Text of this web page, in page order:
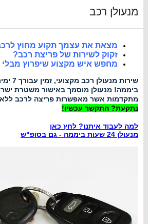
מנעולן רכב
מצאת את עצמך תקוע מחוץ
זקוק לשירות של פריצת רכב?
מחפש איש מקצוע שיפרוץ מבלי
ביממה! מנעולן מוסמך באישור משטרת
מתקדמות אשר מאפשרות פריצה לרכב ללא
נתקעת? התקשר עכשיו!
למה לעבוד איתנו? לחץ כאן
מנעולן 24 שעות ביממה - גם בסו
פ"ש